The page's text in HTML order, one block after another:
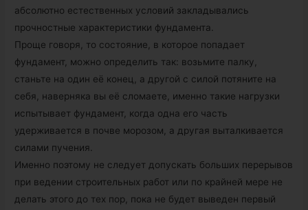
абсолютно естественных условий закладывались
прочностные характеристики фундамента.
Проще говоря, то состояние, в которое попадает
фундамент, можно определить так: возьмите палку,
станьте на один её конец, а другой с силой потяните на
себя, наверняка вы её сломаете, именно такие нагрузки
испытывает фундамент, когда одна его часть
удерживается в почве морозом, а другая выталкивается
силами пучения.
Именно поэтому не следует допускать больших перерывов
при ведении строительных работ или по крайней мере не
делать этого до тех пор, пока не будет выведен первый